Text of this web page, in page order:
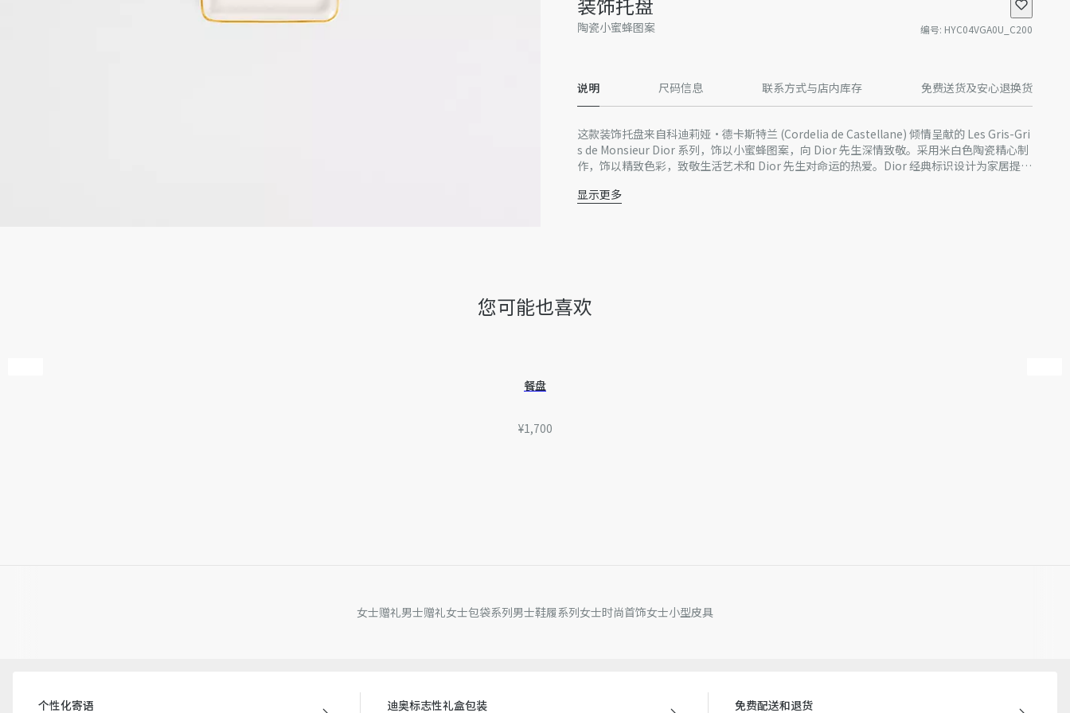
陶瓷小蜜蜂图案 编号: HYC04VGA0U_C200
说明 尺码信息 联系方式与店内库存 免费送货及安心退换货
这款装饰托盘来自科迪莉娅·德卡斯特兰 (Cordelia de Castellane) 倾情呈献的 Les Gris-Gri
s de Monsieur Dior 系列，饰以小蜜蜂图案，向 Dior 先生深情致敬。采用米白色陶瓷精心制
作，饰以精致色彩，致敬生活艺术和 Dior 先生对命运的热爱。Dior 经典标识设计为家居提升
陶瓷
量误差或其他细节误差，网站展示的产品图片可能与产品实际外观不一致，以产品实物为
显示更多
您可能也喜欢
餐盘
¥1,700
女士赠礼男士赠礼女士包袋系列男士鞋履系列女士时尚首饰女士小型皮具
个性化寄语 迪奥标志性礼盒包装 免费配送和退货